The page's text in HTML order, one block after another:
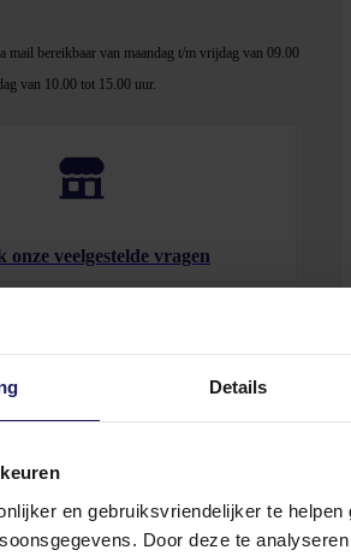
Details
en gebruiksvriendelijker te
Door deze te
mail bereikbaar van maandag t/m vrijdag van 09.00
van 10.00 tot 15.00 uur.
onze veelgestelde vragen
0572 328 120